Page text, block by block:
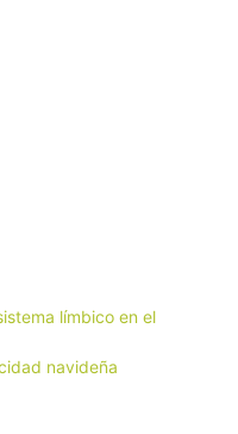
límbico en el
navideña